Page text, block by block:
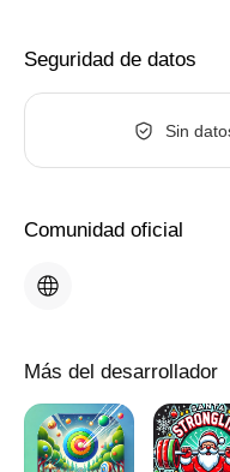
Seguridad de datos
Sin
Comunidad oficial
Más del desarrollador